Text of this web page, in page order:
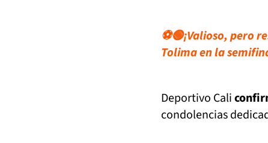
⚽🟢¡Valioso, pero
Tolima en la
Deportivo Cali
condolencias